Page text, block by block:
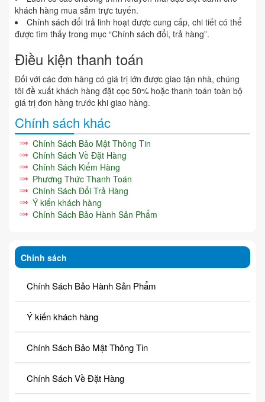
khách hàng mua sắm trực tuyến.
Chính sách đổi trả linh hoạt được cung cấp, chi tiết có thể
được tìm thấy trong mục “Chính sách đổi, trả hàng”.
Điều kiện thanh toán
Đối với các đơn hàng có giá trị lớn được giao tận nhà, chúng
tôi đề xuất khách hàng đặt cọc 50% hoặc thanh toán toàn bộ
giá trị đơn hàng trước khi giao hàng.
Chính sách khác
Chính Sách Bảo Mật Thông Tin
Chính Sách Về Đặt Hàng
Chính Sách Kiểm Hàng
Phương Thức Thanh Toán
Chính Sách Đổi Trả Hàng
Ý kiến khách hàng
Chính Sách Bảo Hành Sản Phẩm
Chính sách
Chính Sách Bảo Hành Sản Phẩm
Ý kiến khách hàng
Chính Sách Bảo Mật Thông Tin
Chính Sách Về Đặt Hàng